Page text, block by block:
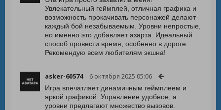
Увлекательный геймплей, отличная графика и
возможность прокачивать персонажей делают
каждый бой незабываемым. Уровни непростые,
но именно это добавляет азарта. Идеальный
способ провести время, особенно в дороге.
Рекомендую всем любителям экшна!
asker-60574 6 октября 2025 05:06
Игра впечатляет динамичным геймплеем и
яркой графикой. Управление удобное, а
уровни предлагают множество вызовов.